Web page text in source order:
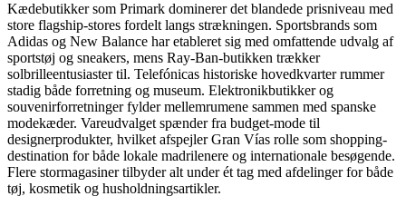
Kædebutikker som Primark dominerer det blandede prisniveau med
store flagship-stores fordelt langs strækningen. Sportsbrands som
Adidas og New Balance har etableret sig med omfattende udvalg af
sportstøj og sneakers, mens Ray-Ban-butikken trækker
solbrilleentusiaster til. Telefónicas historiske hovedkvarter rummer
stadig både forretning og museum. Elektronikbutikker og
souvenirforretninger fylder mellemrumene sammen med spanske
modekæder. Vareudvalget spænder fra budget-mode til
designerprodukter, hvilket afspejler Gran Vías rolle som shopping-
destination for både lokale madrilenere og internationale besøgende.
Flere stormagasiner tilbyder alt under ét tag med afdelinger for både
tøj, kosmetik og husholdningsartikler.